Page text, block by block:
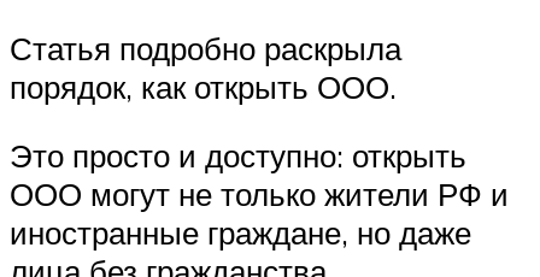
Статья подробно раскрыла
порядок, как открыть ООО.
Это просто и доступно: открыть
ООО могут не только жители РФ и
иностранные граждане, но даже